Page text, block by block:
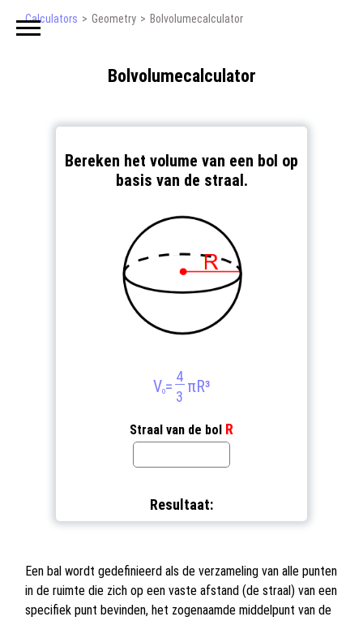
Calculators Geometry Bolvolumecalculator
Bolvolumecalculator
Bereken het volume van een bol op
basis van de straal.
Vo=
4
3
πR³
Straal van de bol R
Resultaat:
Een bal wordt gedefinieerd als de verzameling van alle punten
in de ruimte die zich op een vaste afstand (de straal) van een
specifiek punt bevinden, het zogenaamde middelpunt van de